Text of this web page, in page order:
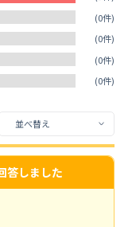
(0件)
(0件)
(0件)
(0件)
答しました